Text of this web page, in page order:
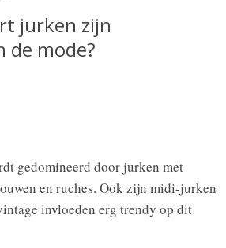
jurken zijn
de mode?
gedomineerd door jurken met
en ruches. Ook zijn midi-jurken
invloeden erg trendy op dit